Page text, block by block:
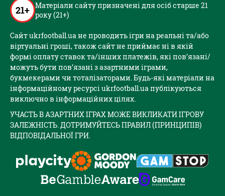
21+ Матеріали сайту призначені для осіб старше 21
року (21+)
Сайт ukrfootball.ua не проводить ігри на реальні та/або
віртуальні гроші, також сайт не приймає ні в якій
формі оплату ставок та/інших платежів, які пов’язані/
можуть бути пов’язані з азартними іграми,
букмекерами чи тоталізаторами. Будь-які матеріали на
інформаційному ресурсі ukrfootball.ua публікуються
виключно в інформаційних цілях.
УЧАСТЬ В АЗАРТНИХ ІГРАХ МОЖЕ ВИКЛИКАТИ ІГРОВУ
ЗАЛЕЖНІСТЬ. ДОТРИМУЙТЕСЬ ПРАВИЛ (ПРИНЦИПІВ)
ВІДПОВІДАЛЬНОЇ ГРИ.